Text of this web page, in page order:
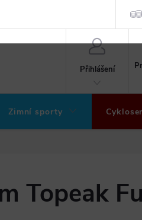
Hodnocení obchodu
Přihlášení
Zimní sporty
Topeak